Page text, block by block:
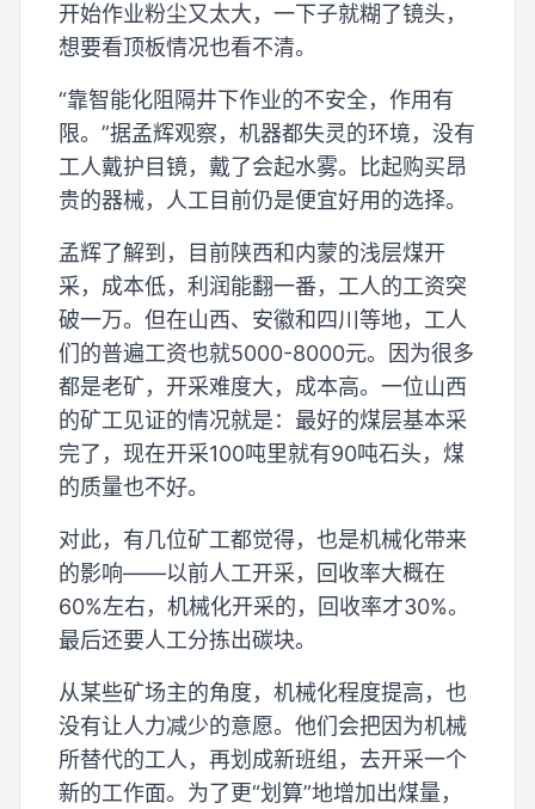
开始作业粉尘又太大，一下子就糊了镜头，
想要看顶板情况也看不清。
“靠智能化阻隔井下作业的不安全，作用有
限。”据孟辉观察，机器都失灵的环境，没有
工人戴护目镜，戴了会起水雾。比起购买昂
贵的器械，人工目前仍是便宜好用的选择。
孟辉了解到，目前陕西和内蒙的浅层煤开
采，成本低，利润能翻一番，工人的工资突
破一万。但在山西、安徽和四川等地，工人
们的普遍工资也就5000-8000元。因为很多
都是老矿，开采难度大，成本高。一位山西
的矿工见证的情况就是：最好的煤层基本采
完了，现在开采100吨里就有90吨石头，煤
的质量也不好。
对此，有几位矿工都觉得，也是机械化带来
的影响——以前人工开采，回收率大概在
60%左右，机械化开采的，回收率才30%。
最后还要人工分拣出碳块。
从某些矿场主的角度，机械化程度提高，也
没有让人力减少的意愿。他们会把因为机械
所替代的工人，再划成新班组，去开采一个
新的工作面。为了更“划算”地增加出煤量，